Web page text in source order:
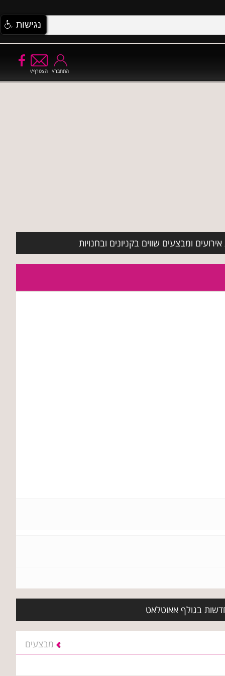
הצטרף/י התחבר/י
ומבצעים שווים בקניונים ובחנויות
בגולף אאוטלאט
מבצעים
נגישות